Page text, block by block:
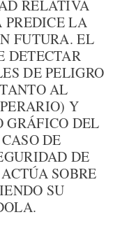
RELATIVA
PREDICE LA
FUTURA. EL
DETECTAR
DE PELIGRO
AL
Y
GRÁFICO DEL
DE
DE
SOBRE
SU